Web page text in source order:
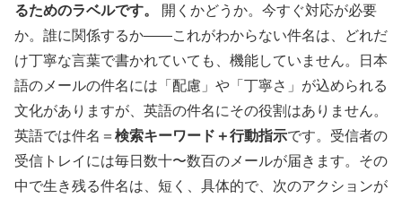
るためのラベルです。
開くかどうか。今すぐ対応が必要
か。誰に関係するか——これがわからない件名は、どれだ
け丁寧な言葉で書かれていても、機能していません。日本
語のメールの件名には「配慮」や「丁寧さ」が込められる
文化がありますが、英語の件名にその役割はありません。
英語では件名＝ 検索キーワード＋行動指示です。受信者の
受信トレイには毎日数十〜数百のメールが届きます。その
中で生き残る件名は、短く、具体的で、次のアクションが